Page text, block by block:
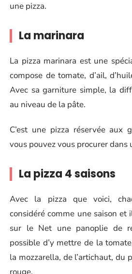
une pizza.
La marinara
La pizza marinara est une
compose de tomate, d’ail,
Avec sa garniture simple, la
au niveau de la pâte.
C’est une pizza réservée aux
vous pouvez vous procurer dans
La pizza 4 saisons
Avec la pizza que voici,
considéré comme une saison et
sur le Net une panoplie de
possible d’y mettre de la
la mozzarella, de l’artichaut, du
rouge.